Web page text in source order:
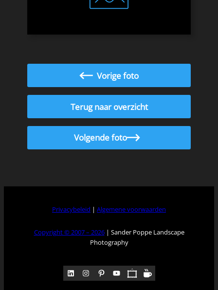
Vorige foto
Terug naar overzicht
Volgende foto
Privacybeleid | Algemene voorwaarden
Copyright © 2007 – 2026| Sander Poppe Landscape
Photography
LinkedIn Instagram Pinterest YouTube Pocket Medium